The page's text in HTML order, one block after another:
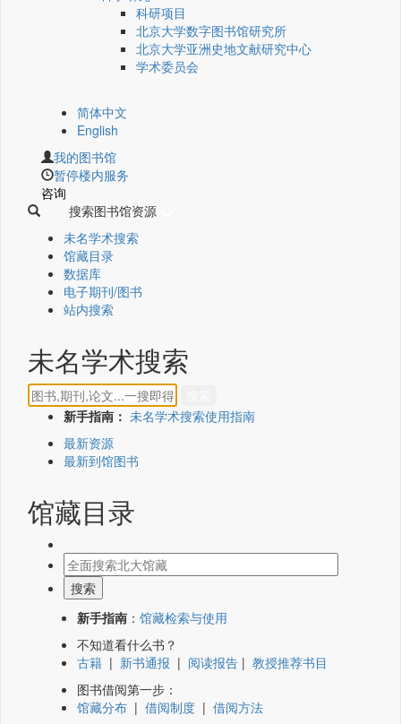
科研项目
北京大学数字图书馆研究所
北京大学亚洲史地文献研究中心
学术委员会
简体中文
English
我的图书馆
暂停楼内服务
咨询
搜索图书馆资源
未名学术搜索
馆藏目录
数据库
电子期刊/图书
站内搜索
未名学术搜索
新手指南： 未名学术搜索使用指南
最新资源
最新到馆图书
馆藏目录
新手指南 ： 馆藏检索与使用
不知道看什么书？
古籍 | 新书通报 | 阅读报告 | 教授推荐书目
图书借阅第一步：
馆藏分布 | 借阅制度 | 借阅方法